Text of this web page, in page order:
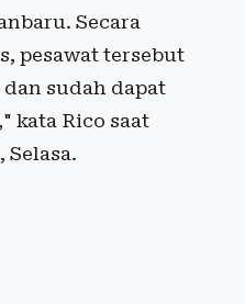
Secara
pesawat tersebut
sudah dapat
kata Rico saat